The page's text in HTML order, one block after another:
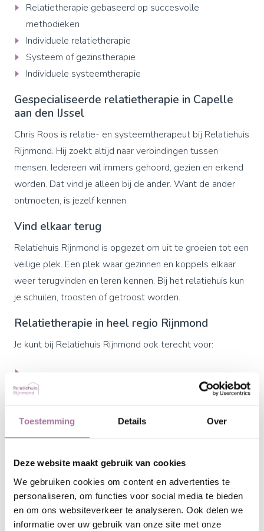
Toestemming Details Over
Deze website maakt gebruik van cookies
We gebruiken cookies om content en advertenties te
personaliseren, om functies voor social media te bieden
en om ons websiteverkeer te analyseren. Ook delen we
informatie over uw gebruik van onze site met onze
Relatietherapie gebaseerd op succesvolle
methodieken
Individuele relatietherapie
Systeem of gezinstherapie
Individuele systeemtherapie
Gespecialiseerde relatietherapie in Capelle
aan den IJssel
Chris Roos is relatie- en systeemtherapeut bij Relatiehuis
Rijnmond. Hij zoekt altijd naar verbindingen tussen
mensen. Iedereen wil immers gehoord, gezien en erkend
worden. Dat vind je alleen bij de ander. Want de ander
ontmoeten, is jezelf kennen.
Vind elkaar terug
Relatiehuis Rijnmond is opgezet om uit te groeien tot een
veilige plek. Een plek waar gezinnen en koppels elkaar
weer terugvinden en leren kennen. Bij het relatiehuis kun
je schuilen, troosten of getroost worden.
Relatietherapie in heel regio Rijnmond
Je kunt bij Relatiehuis Rijnmond ook terecht voor:
Relatietherapie in Capelle aan den IJssel
Relatietherapie in Barendrecht
Relatietherapie in Spijkenisse
Relatietherapie in Maassluis
Relatietherapie in Schiedam
Relatietherapie in Vlaardingen
Relatietherapie in Zoetermeer